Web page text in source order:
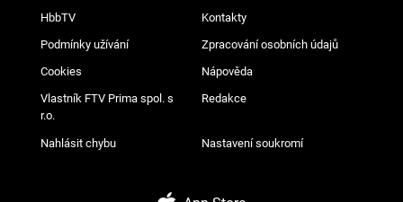
HbbTV Kontakty
Podmínky užívání Zpracování osobních údajů
Cookies Nápověda
Vlastník FTV Prima spol. s
r.o.
Redakce
Nahlásit chybu Nastavení soukromí